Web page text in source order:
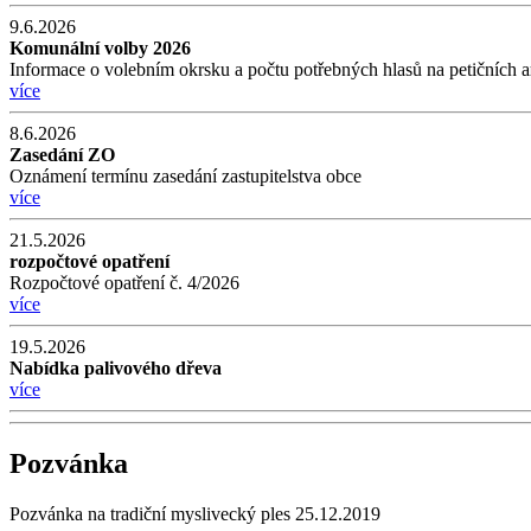
9.6.2026
Komunální volby 2026
Informace o volebním okrsku a počtu potřebných hlasů na petičních
více
8.6.2026
Zasedání ZO
Oznámení termínu zasedání zastupitelstva obce
více
21.5.2026
rozpočtové opatření
Rozpočtové opatření č. 4/2026
více
19.5.2026
Nabídka palivového dřeva
více
Pozvánka
Pozvánka na tradiční myslivecký ples 25.12.2019